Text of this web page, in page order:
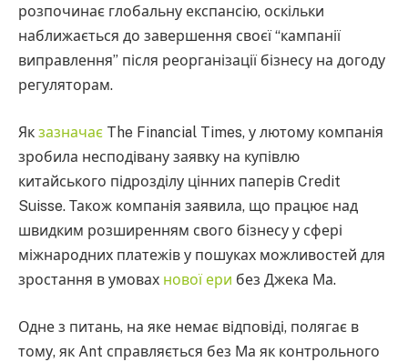
розпочинає глобальну експансію, оскільки
наближається до завершення своєї “кампанії
виправлення” після реорганізації бізнесу на догоду
регуляторам.
Як зазначає The Financial Times, у лютому компанія
зробила несподівану заявку на купівлю
китайського підрозділу цінних паперів Credit
Suisse. Також компанія заявила, що працює над
швидким розширенням свого бізнесу у сфері
міжнародних платежів у пошуках можливостей для
зростання в умовах нової ери без Джека Ма.
Одне з питань, на яке немає відповіді, полягає в
тому, як Ant справляється без Ма як контрольного